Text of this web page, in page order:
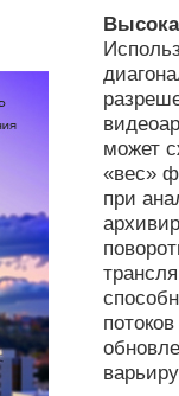
может
«вес»
при